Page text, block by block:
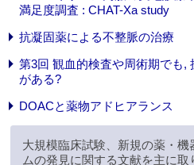
満足度調査 : CHAT-Xa study
抗凝固薬による不整脈の治療
第3回 観血的検査や周術期でも,
がある?
DOACと薬物アドヒアランス
大規模臨床試験、新規の薬・
ムの発見に関する文献を主に